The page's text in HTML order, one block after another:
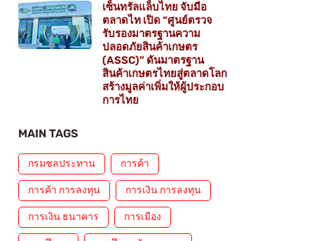
เซ็นทรัลแล็บไทย จับมือ
ตลาดไท เปิด “ศูนย์ตรวจ
รับรองมาตรฐานความ
ปลอดภัยสินค้าเกษตร
(ASSC)” ดันมาตรฐาน
สินค้าเกษตรไทยสู่ตลาดโลก
สร้างมูลค่าเพิ่มให้ผู้ประกอบ
การไทย
MAIN TAGS
กรมชลประทาน การค้า
การค้า การลงทุน การเงิน การลงทุน
การเงิน ธนาคาร การเมือง